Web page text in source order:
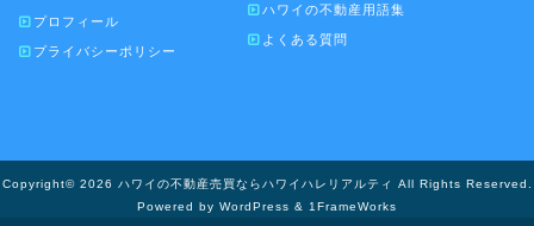
ハワイの不動産用語集
よくある質問
プロフィール
プライバシーポリシー
Copyright© 2026 ハワイの不動産売買ならハワイハレリアルティ All Rights Reserved.
Powered by WordPress & 1FrameWorks